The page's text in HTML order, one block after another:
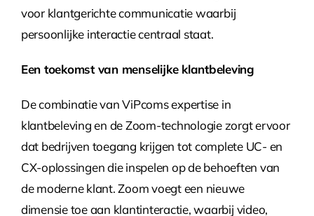
voor klantgerichte communicatie waarbij
persoonlijke interactie centraal staat.
Een toekomst van menselijke klantbeleving
De combinatie van ViPcoms expertise in
klantbeleving en de Zoom-technologie zorgt ervoor
dat bedrijven toegang krijgen tot complete UC- en
CX-oplossingen die inspelen op de behoeften van
de moderne klant. Zoom voegt een nieuwe
dimensie toe aan klantinteractie, waarbij video,